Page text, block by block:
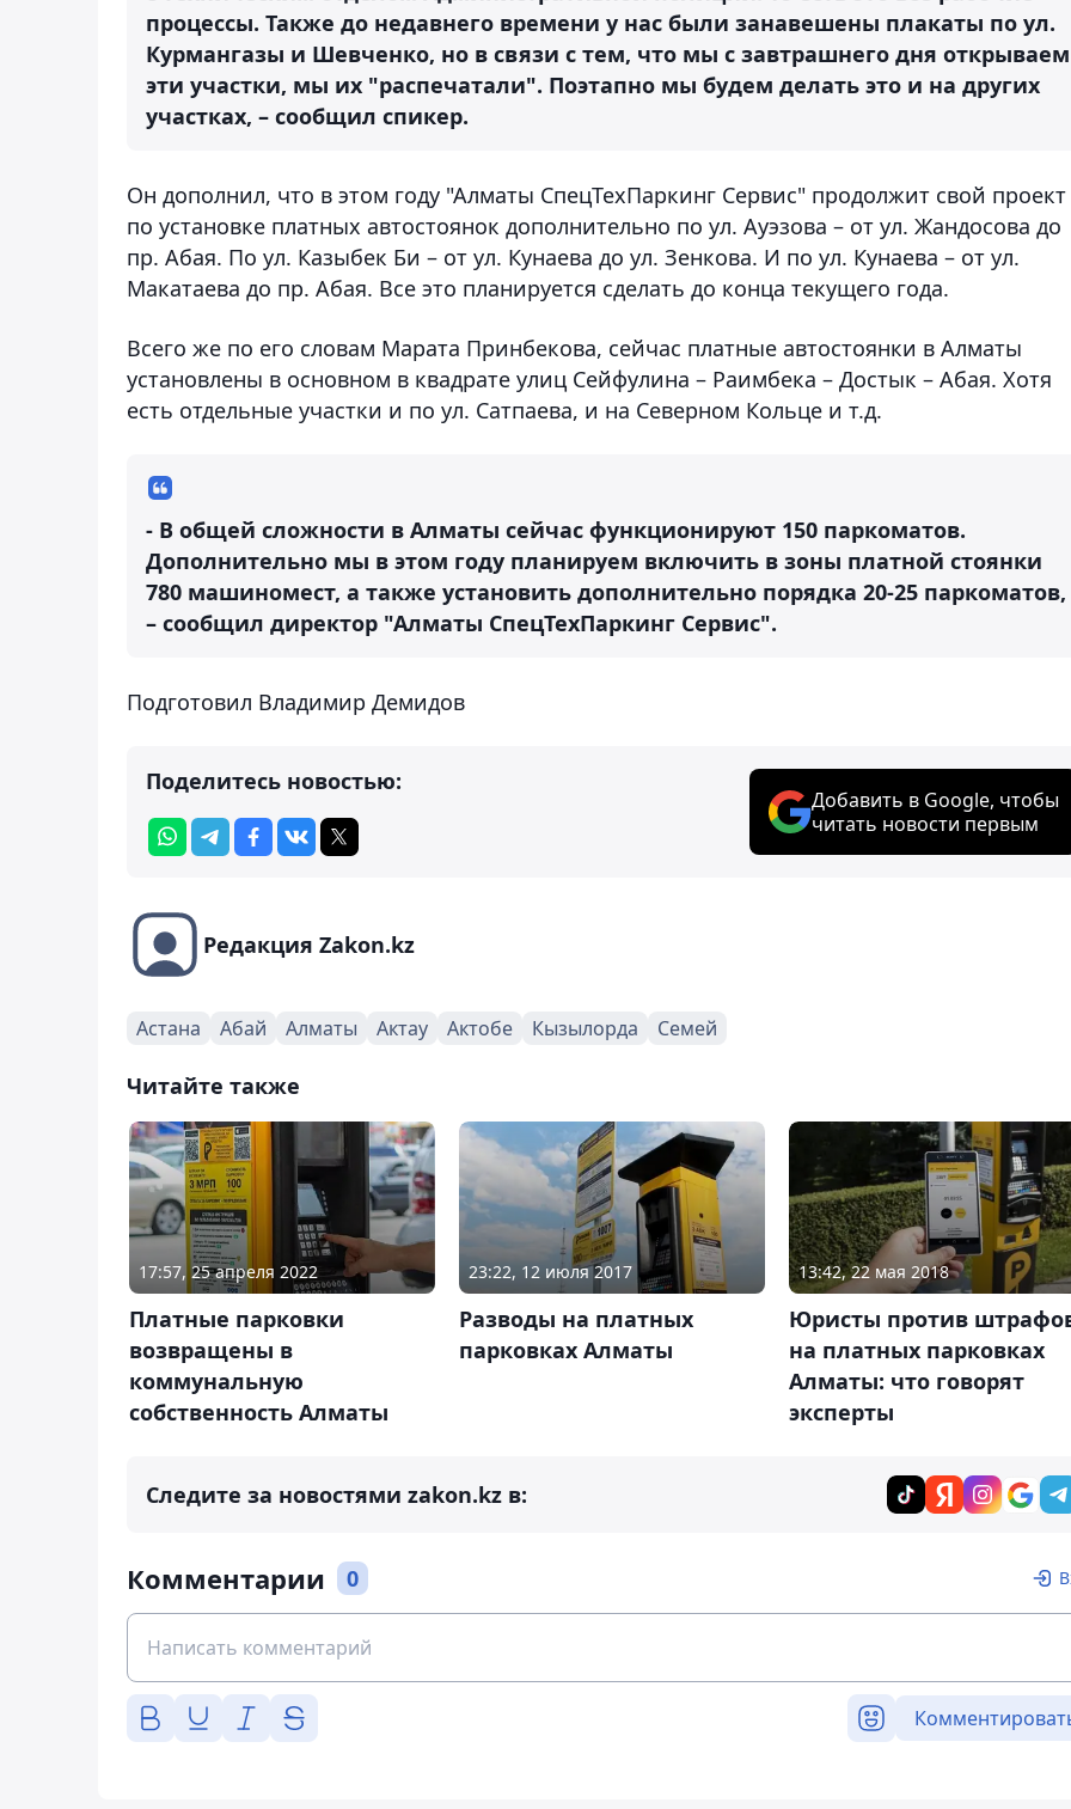
процессы. Также до недавнего времени у нас были занавешены плакаты по ул.
Курмангазы и Шевченко, но в связи с тем, что мы с завтрашнего дня открываем
эти участки, мы их "распечатали". Поэтапно мы будем делать это и на других
участках, – сообщил спикер.
Он дополнил, что в этом году "Алматы СпецТехПаркинг Сервис" продолжит свой проект
по установке платных автостоянок дополнительно по ул. Ауэзова – от ул. Жандосова до
пр. Абая. По ул. Казыбек Би – от ул. Кунаева до ул. Зенкова. И по ул. Кунаева – от ул.
Макатаева до пр. Абая. Все это планируется сделать до конца текущего года.
Всего же по его словам Марата Принбекова, сейчас платные автостоянки в Алматы
установлены в основном в квадрате улиц Сейфулина – Раимбека – Достык – Абая. Хотя
есть отдельные участки и по ул. Сатпаева, и на Северном Кольце и т.д.
- В общей сложности в Алматы сейчас функционируют 150 паркоматов.
Дополнительно мы в этом году планируем включить в зоны платной стоянки
780 машиномест, а также установить дополнительно порядка 20-25 паркоматов,
– сообщил директор "Алматы СпецТехПаркинг Сервис".
Подготовил Владимир Демидов
Поделитесь новостью:
Добавить в Google, чтобы
читать новости первым
Редакция Zakon.kz
Астана Абай Алматы Актау Актобе Кызылорда Семей
Читайте также
17:57, 25 апреля 2022
Платные парковки
возвращены в
коммунальную
собственность Алматы
23:22, 12 июля 2017
Разводы на платных
парковках Алматы
13:42, 22 мая 2018
Юристы против
на платных парковках
Алматы: что говорят
эксперты
Следите за новостями zakon.kz в:
Комментарии 0